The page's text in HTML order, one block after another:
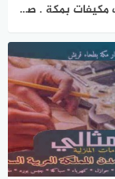
فني تركيب مكيفات بمكة . صيانة مكيفات سبليت مكه بخصم 50% المثالى